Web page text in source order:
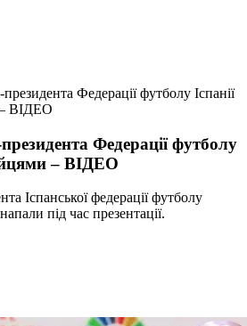
Федерації футболу Іспанії
ВІДЕО
Федерації футболу
– ВІДЕО
Іспанської федерації футболу
під час презентації.